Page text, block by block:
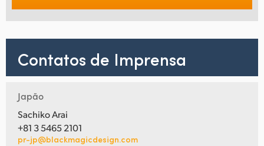
Contatos de Imprensa
Japão
Sachiko Arai
+81 3 5465 2101
pr-jp@blackmagicdesign.com